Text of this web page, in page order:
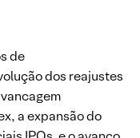
de
dos reajustes
a expansão do